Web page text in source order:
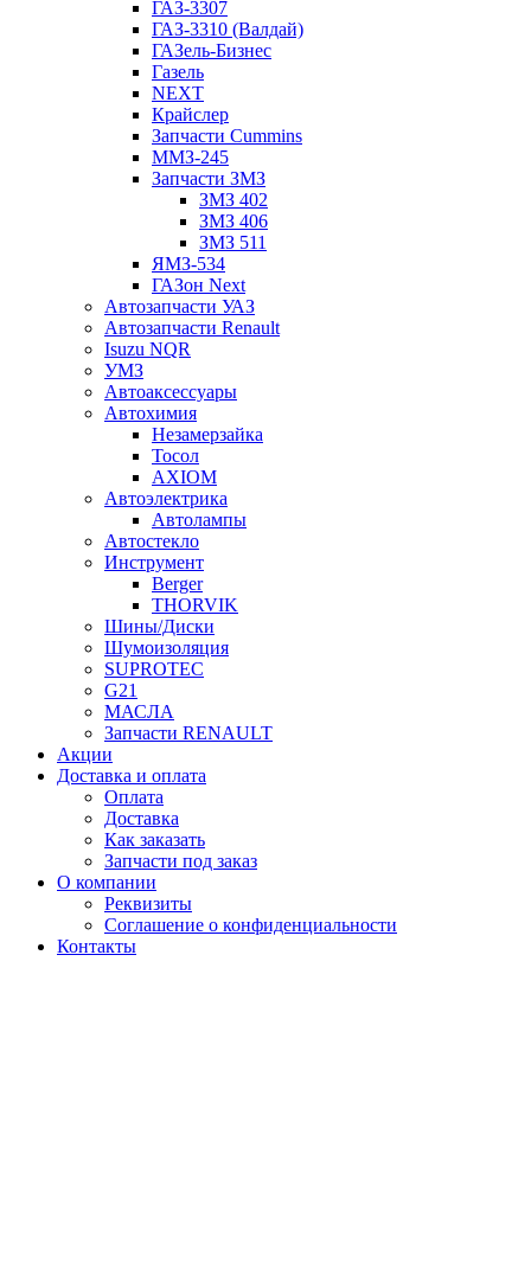
ГАЗ-3307
ГАЗ-3310 (Валдай)
ГАЗель-Бизнес
Газель
NEXT
Крайслер
Запчасти Cummins
ММЗ-245
Запчасти ЗМЗ
ЗМЗ 402
ЗМЗ 406
ЗМЗ 511
ЯМЗ-534
ГАЗон Next
Автозапчасти УАЗ
Автозапчасти Renault
Isuzu NQR
УМЗ
Автоаксессуары
Автохимия
Незамерзайка
Тосол
AXIOM
Автоэлектрика
Автолампы
Автостекло
Инструмент
Berger
THORVIK
Шины/Диски
Шумоизоляция
SUPROTEC
G21
МАСЛА
Запчасти RENAULT
Акции
Доставка и оплата
Оплата
Доставка
Как заказать
Запчасти под заказ
О компании
Реквизиты
Соглашение о конфиденциальности
Контакты